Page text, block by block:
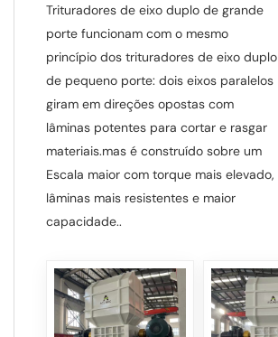
Trituradores de eixo duplo de grande
porte funcionam com o mesmo
princípio dos trituradores de eixo duplo
de pequeno porte: dois eixos paralelos
giram em direções opostas com
lâminas potentes para cortar e rasgar
materiais.mas é construído sobre um
Escala maior com torque mais elevado,
lâminas mais resistentes e maior
capacidade..